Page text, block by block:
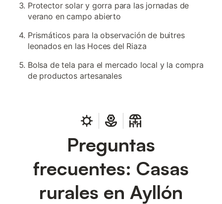
Protector solar y gorra para las jornadas de
verano en campo abierto
Prismáticos para la observación de buitres
leonados en las Hoces del Riaza
Bolsa de tela para el mercado local y la compra
de productos artesanales
Preguntas
frecuentes: Casas
rurales en Ayllón